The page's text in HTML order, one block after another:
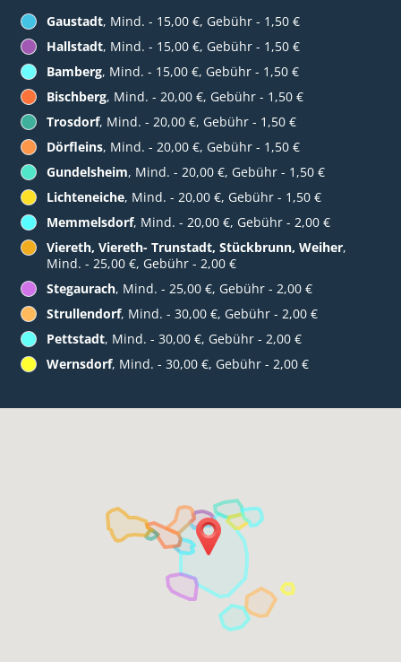
Gaustadt, Mind. - 15,00 €, Gebühr - 1,50 €
Hallstadt, Mind. - 15,00 €, Gebühr - 1,50 €
Bamberg, Mind. - 15,00 €, Gebühr - 1,50 €
Bischberg, Mind. - 20,00 €, Gebühr - 1,50 €
Trosdorf, Mind. - 20,00 €, Gebühr - 1,50 €
Dörfleins, Mind. - 20,00 €, Gebühr - 1,50 €
Gundelsheim, Mind. - 20,00 €, Gebühr - 1,50 €
Lichteneiche, Mind. - 20,00 €, Gebühr - 1,50 €
Memmelsdorf, Mind. - 20,00 €, Gebühr - 2,00 €
Viereth, Viereth- Trunstadt, Stückbrunn, Weiher,
Mind. - 25,00 €, Gebühr - 2,00 €
Stegaurach, Mind. - 25,00 €, Gebühr - 2,00 €
Strullendorf, Mind. - 30,00 €, Gebühr - 2,00 €
Pettstadt, Mind. - 30,00 €, Gebühr - 2,00 €
Wernsdorf, Mind. - 30,00 €, Gebühr - 2,00 €